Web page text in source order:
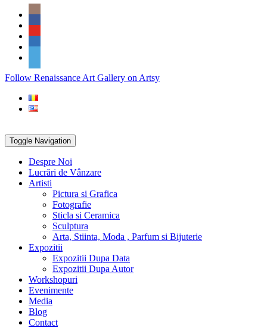
Skip
content
Social
Icons
PARTENER
Follow Renaissance Art Gallery on Artsy
Toggle Navigation
Despre Noi
Lucrări de Vânzare
Artisti
Pictura si Grafica
Fotografie
Sticla si Ceramica
Sculptura
Arta, Stiinta, Moda , Parfum si Bijuterie
Expozitii
Expozitii Dupa Data
Expozitii Dupa Autor
Workshopuri
Evenimente
Media
Blog
Contact